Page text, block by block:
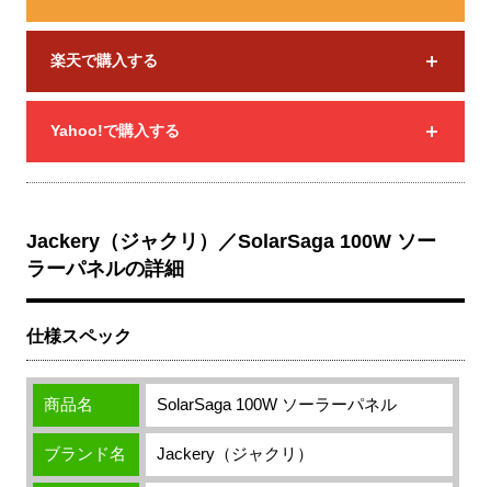
楽天で購入する
Yahoo!で購入する
Jackery（ジャクリ）／SolarSaga 100W ソー
ラーパネルの詳細
仕様スペック
商品名 SolarSaga 100W ソーラーパネル
ブランド名 Jackery（ジャクリ）